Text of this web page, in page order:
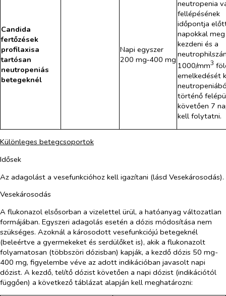
Candida
fertőzések
profilaxisa
tartósan
neutropeniás
betegeknél
Napi egyszer
200 mg‑400 mg
neutropenia
fellépésének
időpontja
napokkal
kezdeni és a
1000/mm3
emelkedését
történő
követően 7
kell folytatni.
Különleges betegcsoportok
Idősek
Az adagolást a vesefunkcióhoz kell igazítani (lásd Vesekárosodás).
Vesekárosodás
A flukonazol elsősorban a vizelettel ürül, a hatóanyag változatlan
formájában. Egyszeri adagolás esetén a dózis módosítása nem
szükséges. Azoknál a károsodott vesefunkciójú betegeknél
(beleértve a gyermekeket és serdülőket is), akik a flukonazolt
folyamatosan (többszöri dózisban) kapják, a kezdő dózis 50 mg-
400 mg, figyelembe véve az adott indikációban javasolt napi
dózist. A kezdő, telítő dózist követően a napi dózist (indikációtól
függően) a következő táblázat alapján kell meghatározni: